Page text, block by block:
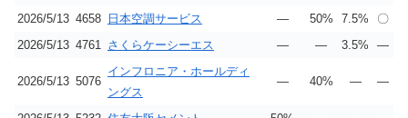
2026/5/13 4658 日本空調サービス ― 50% 7.5%
〇
2026/5/13 4761 さくらケーシーエス ― ― 3.5% ―
2026/5/13 5076
インフロニア・ホールディ
ングス
― 40% ― ―